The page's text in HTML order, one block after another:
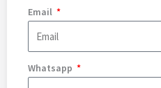
Email
Whatsapp